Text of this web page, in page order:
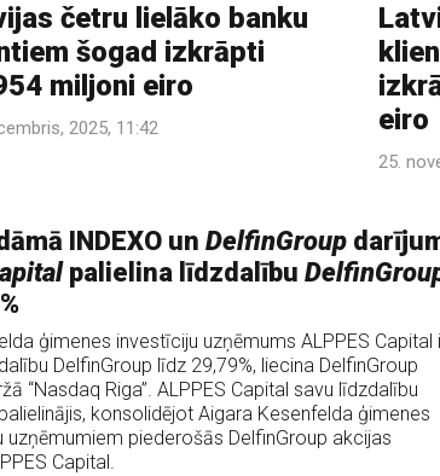
četru lielāko banku
šogad izkrāpti
miljoni eiro
2025, 11:42
eiro
25.
INDEXO un DelfinGroup
palielina līdzdalību
ģimenes investīciju uzņēmums ALPPES Capital
DelfinGroup līdz 29,79%, liecina DelfinGroup
“Nasdaq Riga”. ALPPES Capital savu līdzdalību
konsolidējot Aigara Kesenfelda ģimenes
uzņēmumiem piederošās DelfinGroup akcijas
Capital.